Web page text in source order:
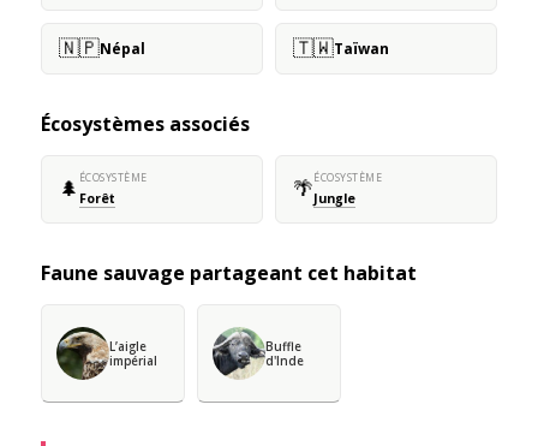
🇳🇵Népal 🇹🇼Taïwan
Écosystèmes associés
🌲 ÉCOSYSTÈME
Forêt 🌴ÉCOSYSTÈME
Jungle
Faune sauvage partageant cet habitat
L’aigle
impérial
Buffle
d'Inde